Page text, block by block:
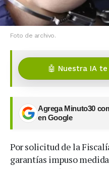
Foto de archivo.
🤖 Nuestra IA
Agrega Minuto30
en Google
Por solicitud de la
garantías impuso